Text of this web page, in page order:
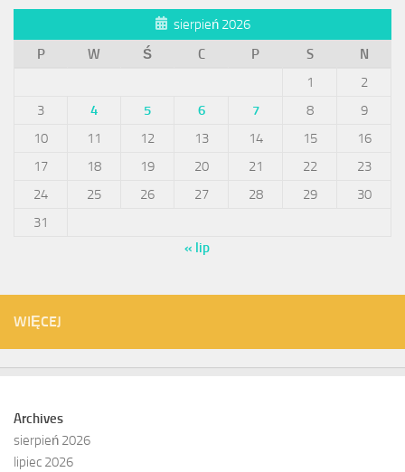
sierpień 2026
P
W Ś C P S
N
1
2
3
4 5 6 7 8
9
10
11 12 13 14 15
16
17
18 19 20 21 22
23
24
25 26 27 28 29
30
31
« lip
WIĘCEJ
Archives
sierpień 2026
lipiec 2026